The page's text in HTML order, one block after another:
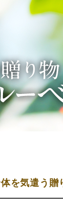
を気遣う贈